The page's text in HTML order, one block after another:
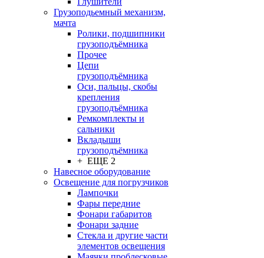
Грузоподьемный механизм,
мачта
Ролики, подшипники
грузоподъёмника
Прочее
Цепи
грузоподъёмника
Оси, пальцы, скобы
крепления
грузоподъёмника
Ремкомплекты и
сальники
Вкладыши
грузоподъёмника
+ ЕЩЕ 2
Навесное оборудование
Освещение для погрузчиков
Лампочки
Фары передние
Фонари габаритов
Фонари задние
Стекла и другие части
элементов освещения